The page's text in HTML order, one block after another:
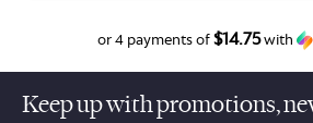
or 4 payments of$14.75with
Keep up with promotions,